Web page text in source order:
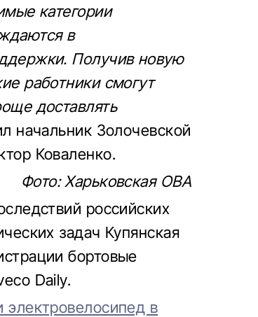
категории
в
Получив новую
работники смогут
доставлять
начальник Золочевской
Коваленко.
Фото: Харьковская ОВА
российских
задач Купянская
бортовые
Daily.
в